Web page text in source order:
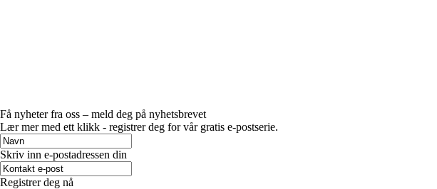
Få nyheter fra oss – meld deg på nyhetsbrevet
Lær mer med ett klikk - registrer deg for vår gratis e-postserie.
Skriv inn e-postadressen din
Registrer deg nå